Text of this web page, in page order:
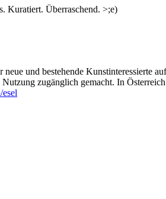
Kuratiert. Überraschend. >;e)
und bestehende Kunstinteressierte
zugänglich gemacht. In